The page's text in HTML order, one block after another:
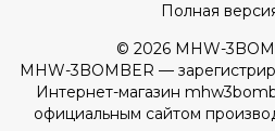
Полная
© 2026 MHW-
MHW-3BOMBER —
Интернет-магазин
официальным сайтом